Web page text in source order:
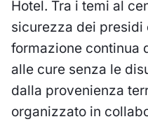
Hotel. Tra i temi al
sicurezza dei presidi
formazione continua
alle cure senza le
dalla provenienza
organizzato in